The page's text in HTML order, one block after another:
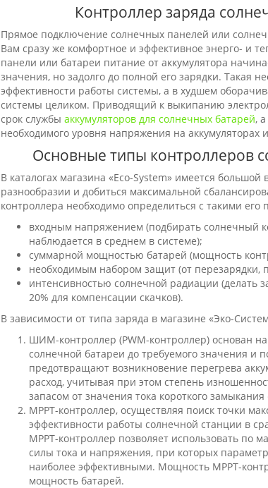
Контроллер заряда
Прямое подключение солнечных панелей или
Вам сразу же комфортное и эффективное энерго- и
панели или батареи питание от аккумулятора
значения, но задолго до полной его зарядки. Такая
эффективности работы системы, а в худшем
системы целиком. Приводящий к выкипанию
срок службы аккумуляторов для солнечных батарей,
необходимого уровня напряжения на аккумуляторах
Основные типы контроллеров
В каталогах магазина «Eco-System» имеется
разнообразии и добиться максимальной
контроллера необходимо определиться с такими его
входным напряжением (подбирать солнечный
наблюдается в среднем в системе);
суммарной мощностью батарей (мощность
необходимым набором защит (от перезарядки,
интенсивностью солнечной радиации (делать
20% для компенсации скачков).
В зависимости от типа заряда в магазине «Эко-
ШИМ-контроллер (PWM-контроллер) основан
солнечной батареи до требуемого значения и
предотвращают возникновение перегрева
расход, учитывая при этом степень
запасом от значения тока короткого
МРРТ-контроллер, осуществляя поиск точки
эффективности работы солнечной станции в
МРРТ-контроллер позволяет использовать по
силы тока и напряжения, при которых
наиболее эффективными. Мощность МРРТ-
мощность батарей.